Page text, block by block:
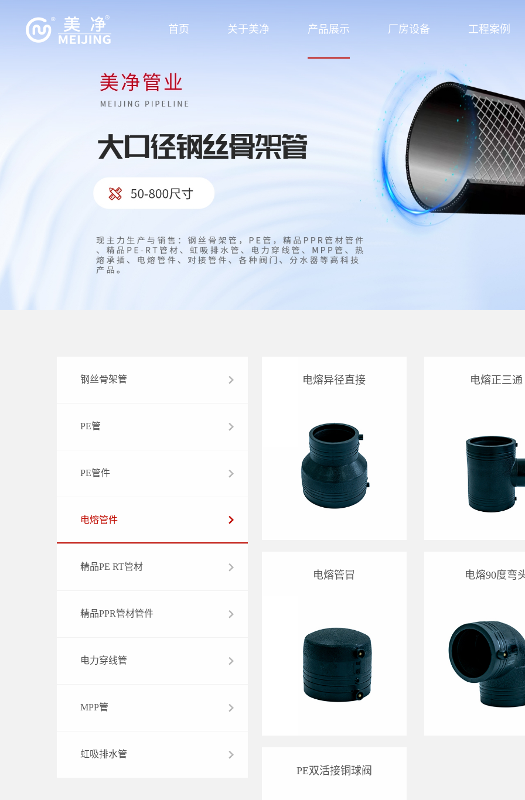
首页 关于美净 产品展示 厂房设备 工程案例
钢丝骨架管
PE管
PE管件
电熔管件
精品PE RT管材
精品PPR管材管件
电力穿线管
MPP管
虹吸排水管
电熔异径直接 电熔正三通
电熔管冒 电熔90度弯
PE双活接铜球阀